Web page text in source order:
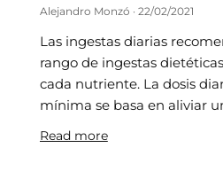
Alejandro Monzó 22/02/2021
Las ingestas diarias
rango de ingestas
cada nutriente. La dosis
mínima se basa en aliviar
Read more